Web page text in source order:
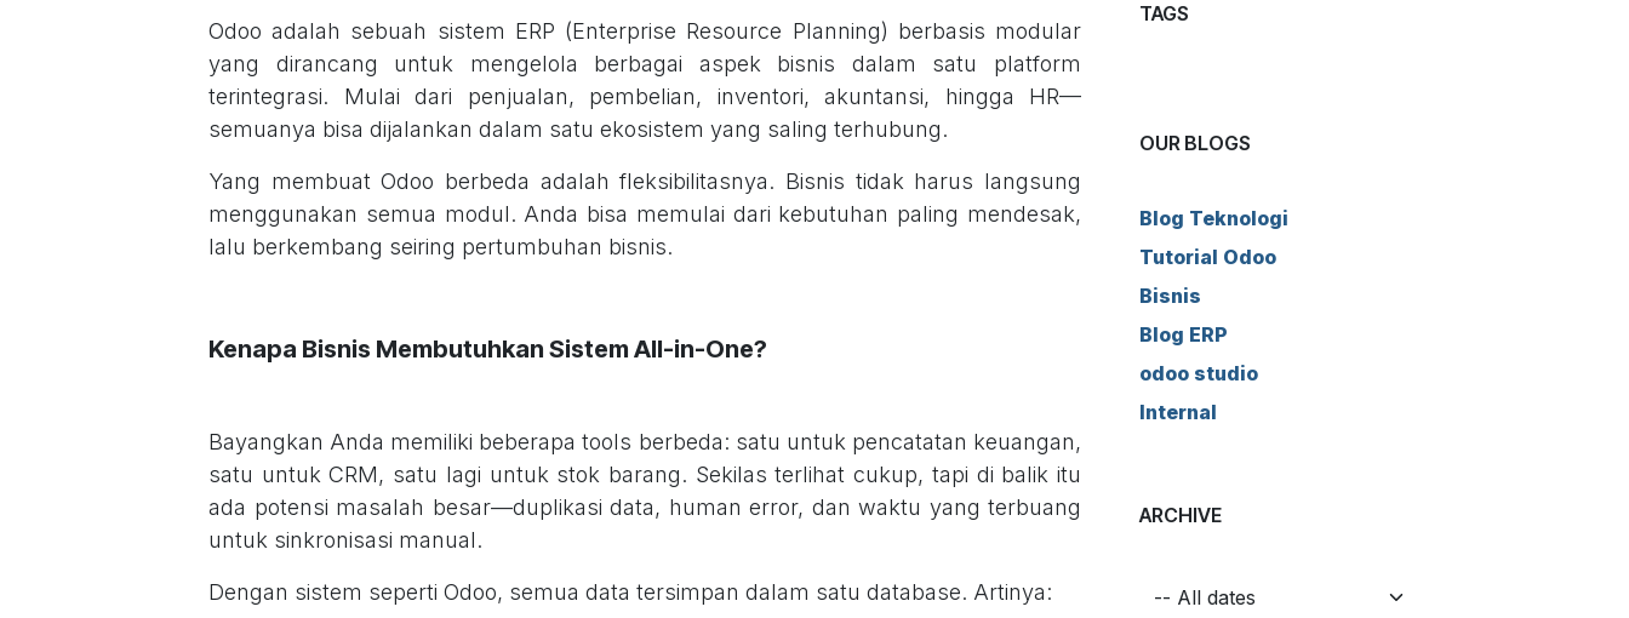
Odoo adalah sebuah sistem ERP (Enterprise Resource Planning) berbasis modular
yang dirancang untuk mengelola berbagai aspek bisnis dalam satu platform
terintegrasi. Mulai dari penjualan, pembelian, inventori, akuntansi, hingga HR—
semuanya bisa dijalankan dalam satu ekosistem yang saling terhubung.
Yang membuat Odoo berbeda adalah fleksibilitasnya. Bisnis tidak harus langsung
menggunakan semua modul. Anda bisa memulai dari kebutuhan paling mendesak,
lalu berkembang seiring pertumbuhan bisnis.
Kenapa Bisnis Membutuhkan Sistem All-in-One?
Bayangkan Anda memiliki beberapa tools berbeda: satu untuk pencatatan keuangan,
satu untuk CRM, satu lagi untuk stok barang. Sekilas terlihat cukup, tapi di balik itu
ada potensi masalah besar—duplikasi data, human error, dan waktu yang terbuang
untuk sinkronisasi manual.
Dengan sistem seperti Odoo, semua data tersimpan dalam satu database. Artinya:
TAGS
OUR BLOGS
Blog Teknologi
Tutorial Odoo
Bisnis
Blog ERP
odoo studio
Internal
ARCHIVE